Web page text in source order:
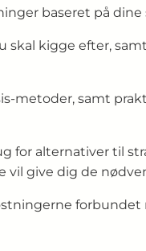
baseret på dine
skal kigge efter,
metoder, samt
for alternativer til
vil give dig de